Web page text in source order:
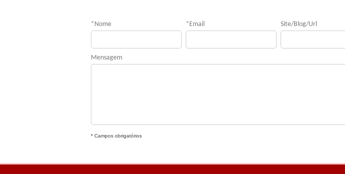
* Nome * Email Site/Blog/Url
Mensagem
* Campos obrigatórios